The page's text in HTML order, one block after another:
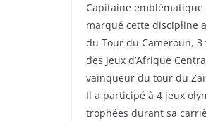
Capitaine emblématique
marqué cette discipline
du Tour du Cameroun,
des Jeux d’Afrique
vainqueur du tour du
Il a participé à 4 jeux
trophées durant sa